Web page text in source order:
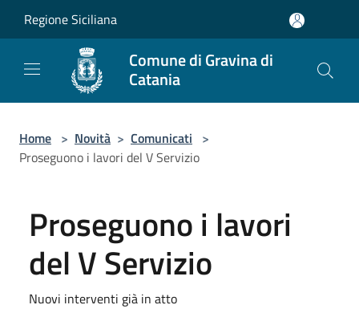
Regione Siciliana
Comune di Gravina di
Catania
Home > Novità > Comunicati >
Proseguono i lavori del V Servizio
Proseguono i lavori
del V Servizio
Nuovi interventi già in atto